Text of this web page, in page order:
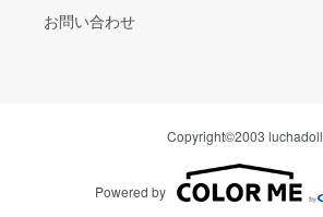
お問い合わせ
Copyright©2003 luchadoll
Powered by